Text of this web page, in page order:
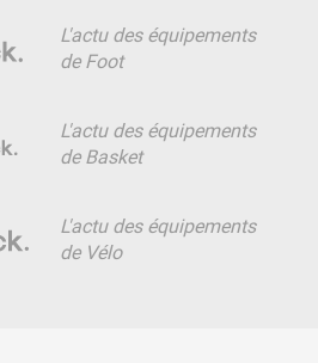
L'actu des équipements
de Foot
L'actu des équipements
de Basket
L'actu des équipements
de Vélo